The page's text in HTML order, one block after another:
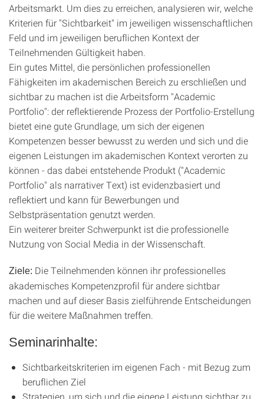
Arbeitsmarkt. Um dies zu erreichen, analysieren wir, welche
Kriterien für "Sichtbarkeit" im jeweiligen wissenschaftlichen
Feld und im jeweiligen beruflichen Kontext der
Teilnehmenden Gültigkeit haben.
Ein gutes Mittel, die persönlichen professionellen
Fähigkeiten im akademischen Bereich zu erschließen und
sichtbar zu machen ist die Arbeitsform "Academic
Portfolio": der reflektierende Prozess der Portfolio-Erstellung
bietet eine gute Grundlage, um sich der eigenen
Kompetenzen besser bewusst zu werden und sich und die
eigenen Leistungen im akademischen Kontext verorten zu
können - das dabei entstehende Produkt ("Academic
Portfolio" als narrativer Text) ist evidenzbasiert und
reflektiert und kann für Bewerbungen und
Selbstpräsentation genutzt werden.
Ein weiterer breiter Schwerpunkt ist die professionelle
Nutzung von Social Media in der Wissenschaft.
Ziele: Die Teilnehmenden können ihr professionelles
akademisches Kompetenzprofil für andere sichtbar
machen und auf dieser Basis zielführende Entscheidungen
für die weitere Maßnahmen treffen.
Seminarinhalte:
Sichtbarkeitskriterien im eigenen Fach - mit Bezug zum
beruflichen Ziel
Strategien, um sich und die eigene Leistung sichtbar zu